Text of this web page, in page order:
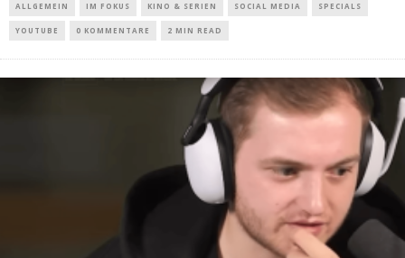
ALLGEMEIN IM FOKUS KINO & SERIEN SOCIAL MEDIA SPECIALS
YOUTUBE 0 KOMMENTARE 2 MIN READ